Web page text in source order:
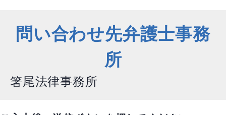
問い合わせ先弁護士事務
所
箸尾法律事務所